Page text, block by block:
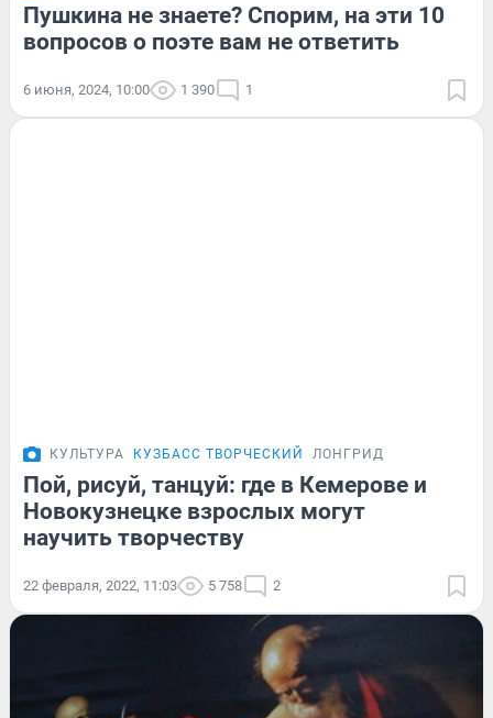
Пушкина не знаете? Спорим, на эти 10
вопросов о поэте вам не ответить
6 июня, 2024, 10:00 1 390 1
КУЛЬТУРА КУЗБАСС ТВОРЧЕСКИЙ ЛОНГРИД
Пой, рисуй, танцуй: где в Кемерове и
Новокузнецке взрослых могут
научить творчеству
22 февраля, 2022, 11:03 5 758 2